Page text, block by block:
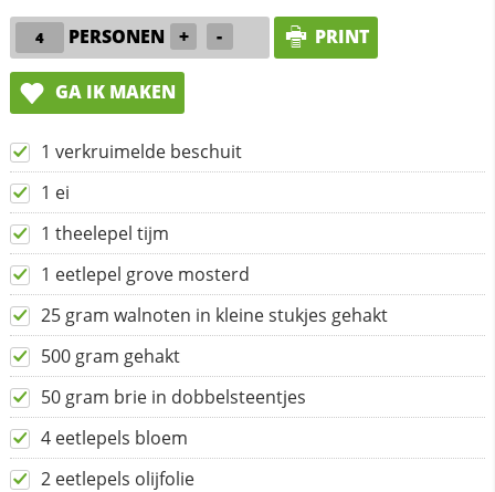
PERSONEN + - PRINT
GA IK MAKEN
1 verkruimelde beschuit
1 ei
1 theelepel tijm
1 eetlepel grove mosterd
25 gram walnoten in kleine stukjes gehakt
500 gram gehakt
50 gram brie in dobbelsteentjes
4 eetlepels bloem
2 eetlepels olijfolie